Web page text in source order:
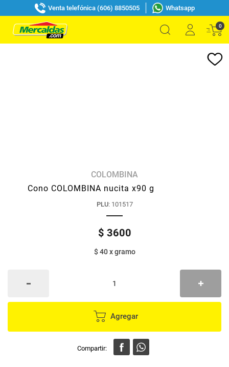
Venta telefónica (606) 8850505 Whatsapp
0
COLOMBINA
Cono COLOMBINA nucita x90 g
PLU: 101517
$ 3600
$ 40xgramo
Agregar